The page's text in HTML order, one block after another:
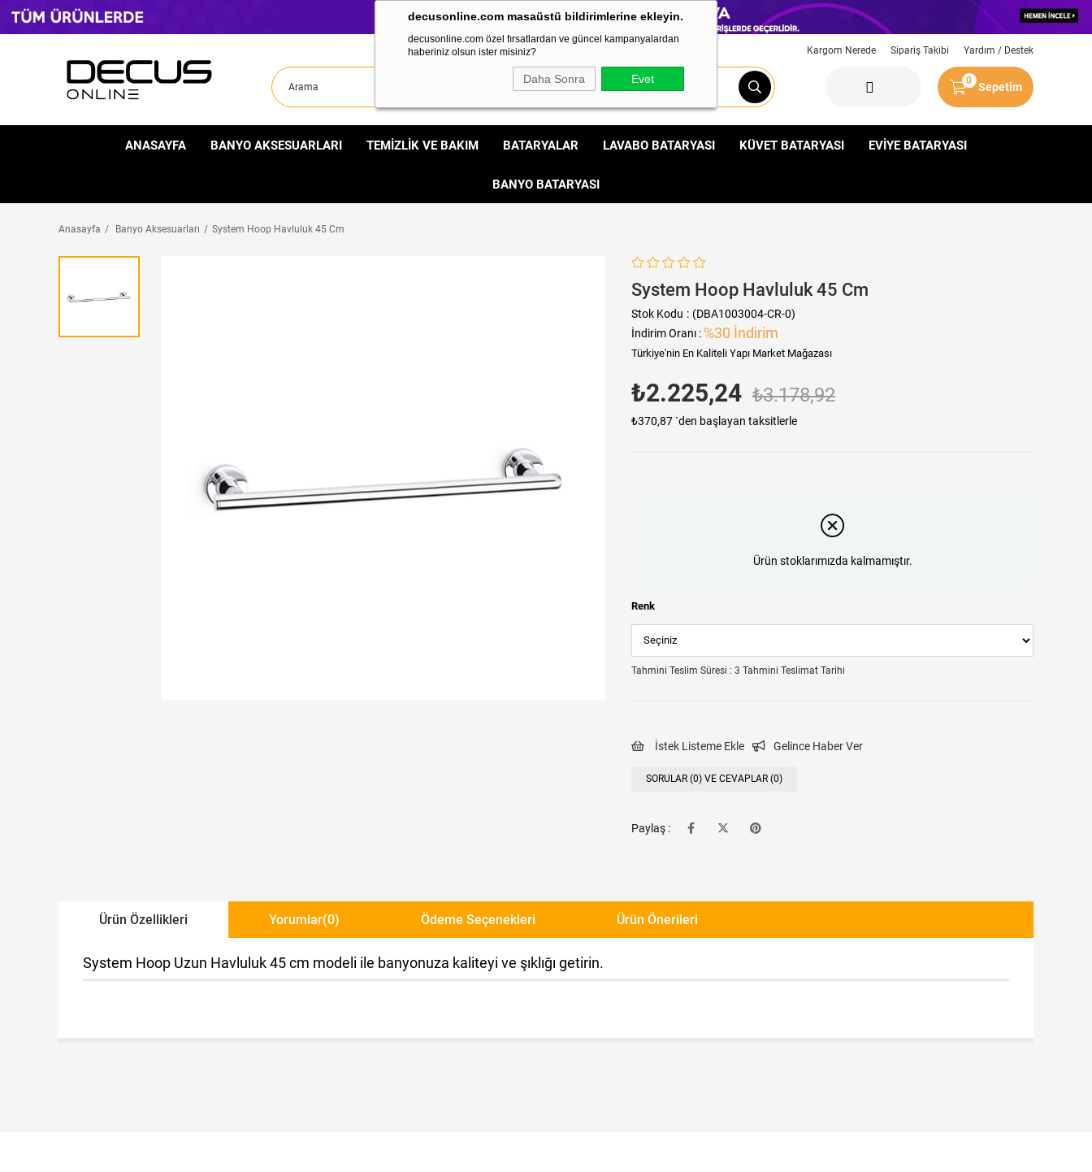
decusonline.com masaüstü bildirimlerine ekleyin.
decusonline.com özel fırsatlardan ve güncel kampanyalardan
haberiniz olsun ister misiniz?
Daha Sonra Evet
Sepetim
0
Kargom Nerede Sipariş Takibi Yardım / Destek
ANASAYFA BANYO AKSESUARLARI TEMİZLİK VE BAKIM BATARYALAR LAVABO BATARYASI KÜVET BATARYASI EVİYE BATARYASI
BANYO BATARYASI
Anasayfa Banyo Aksesuarları System Hoop Havluluk 45 Cm
System Hoop Havluluk 45 Cm
Stok Kodu
(DBA1003004-CR-0)
İndirim Oranı : %30 İndirim
Türkiye'nin En Kaliteli Yapı Market Mağazası
₺3.178,92
₺2.225,24
₺370,87`den başlayan taksitlerle
Ürün stoklarımızda kalmamıştır.
Renk
Tahmini Teslim Süresi : 3 Tahmini Teslimat Tarihi
İstek Listeme Ekle Gelince Haber Ver
SORULAR (0) VE CEVAPLAR (0)
Paylaş :
Ürün Özellikleri Yorumlar(0) Ödeme Seçenekleri Ürün Önerileri
System Hoop Uzun Havluluk 45 cm modeli ile banyonuza kaliteyi ve şıklığı getirin.